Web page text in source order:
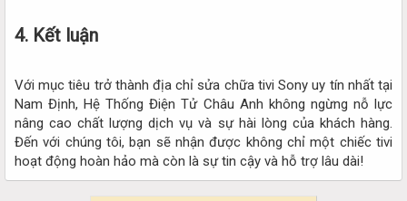
4. Kết luận
Với mục tiêu trở thành địa chỉ sửa chữa tivi Sony uy tín nhất tại
Nam Định, Hệ Thống Điện Tử Châu Anh không ngừng nỗ lực
nâng cao chất lượng dịch vụ và sự hài lòng của khách hàng.
Đến với chúng tôi, bạn sẽ nhận được không chỉ một chiếc tivi
hoạt động hoàn hảo mà còn là sự tin cậy và hỗ trợ lâu dài!​